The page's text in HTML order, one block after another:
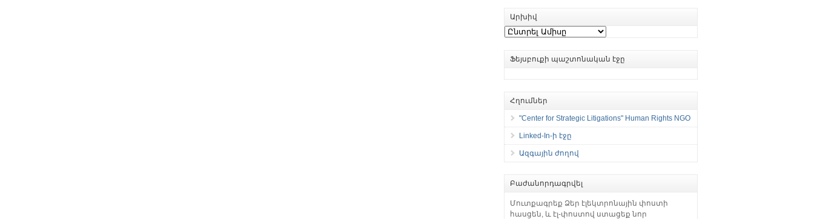
Արխիվ
Արխիվ
Ֆեյսբուքի պաշտոնական էջը
Հղումներ
"Center for Strategic Litigations" Human Rights NGO
Linked-In-ի էջը
Ազգային ժողով
Բաժանորդագրվել
Մուտքագրեք Ձեր էլեկտրոնային փոստի
հասցեն, և էլ-փոստով ստացեք նոր